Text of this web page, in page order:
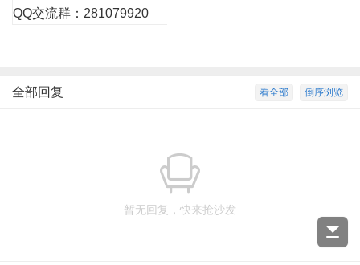
QQ交流群：281079920
倒序浏览
看全部
全部回复
暂无回复，快来抢沙发